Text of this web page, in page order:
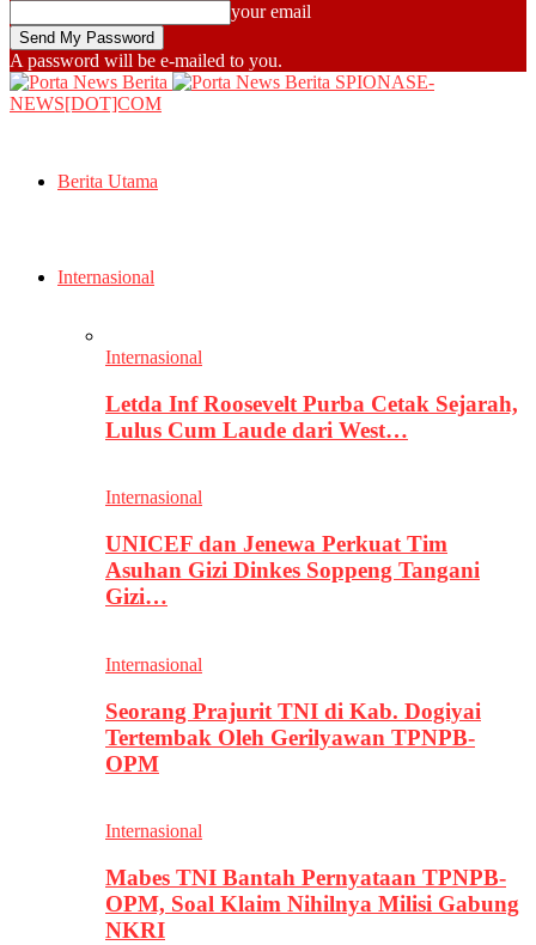
your email
A password will be e-mailed to you.
SPIONASE-
NEWS[DOT]COM
Berita Utama
Internasional
Internasional
Letda Inf Roosevelt Purba Cetak Sejarah,
Lulus Cum Laude dari West…
Internasional
UNICEF dan Jenewa Perkuat Tim
Asuhan Gizi Dinkes Soppeng Tangani
Gizi…
Internasional
Seorang Prajurit TNI di Kab. Dogiyai
Tertembak Oleh Gerilyawan TPNPB-
OPM
Internasional
Mabes TNI Bantah Pernyataan TPNPB-
OPM, Soal Klaim Nihilnya Milisi Gabung
NKRI